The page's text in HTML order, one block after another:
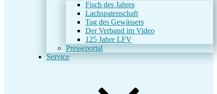
Fisch des Jahres
Lachspatenschaft
Tag des Gewässers
Der Verband im Video
125 Jahre LFV
Presseportal
Service